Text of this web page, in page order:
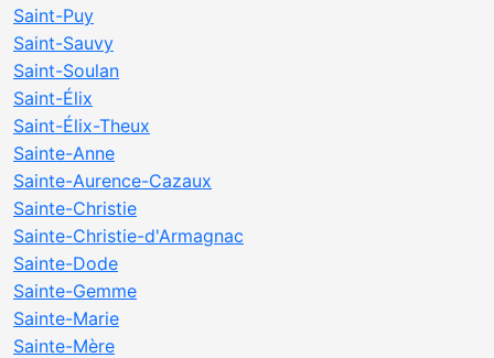
Saint-Puy
Saint-Sauvy
Saint-Soulan
Saint-Élix
Saint-Élix-Theux
Sainte-Anne
Sainte-Aurence-Cazaux
Sainte-Christie
Sainte-Christie-d'Armagnac
Sainte-Dode
Sainte-Gemme
Sainte-Marie
Sainte-Mère